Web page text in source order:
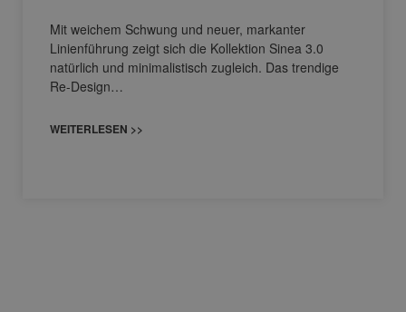
Mit weichem Schwung und neuer, markanter
Linienführung zeigt sich die Kollektion Sinea 3.0
natürlich und minimalistisch zugleich. Das trendige
Re-Design…
WEITERLESEN >>